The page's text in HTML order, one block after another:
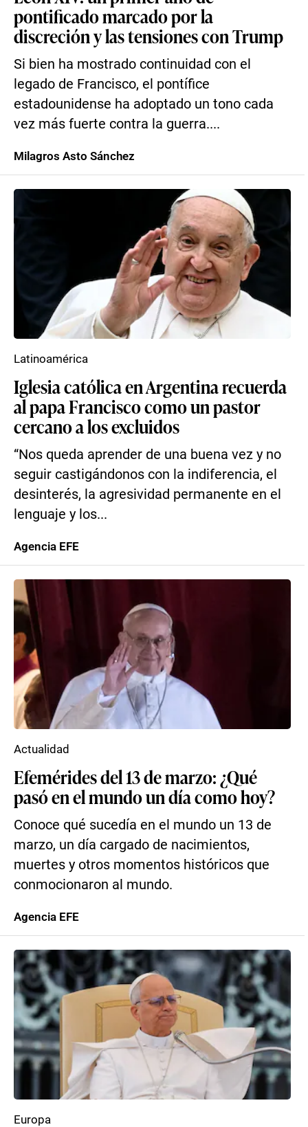
pontificado marcado por la
discreción y las tensiones con Trump
Si bien ha mostrado continuidad con el
legado de Francisco, el pontífice
estadounidense ha adoptado un tono cada
vez más fuerte contra la guerra....
Milagros Asto Sánchez
Iglesia católica en Argentina recuerda
al papa Francisco como un pastor
cercano a los excluidos
“Nos queda aprender de una buena vez y no
seguir castigándonos con la indiferencia, el
desinterés, la agresividad permanente en el
lenguaje y los...
Latinoamérica
Agencia EFE
Efemérides del 13 de marzo: ¿Qué
pasó en el mundo un día como hoy?
Conoce qué sucedía en el mundo un 13 de
marzo, un día cargado de nacimientos,
muertes y otros momentos históricos que
conmocionaron al mundo.
Actualidad
Agencia EFE
Europa